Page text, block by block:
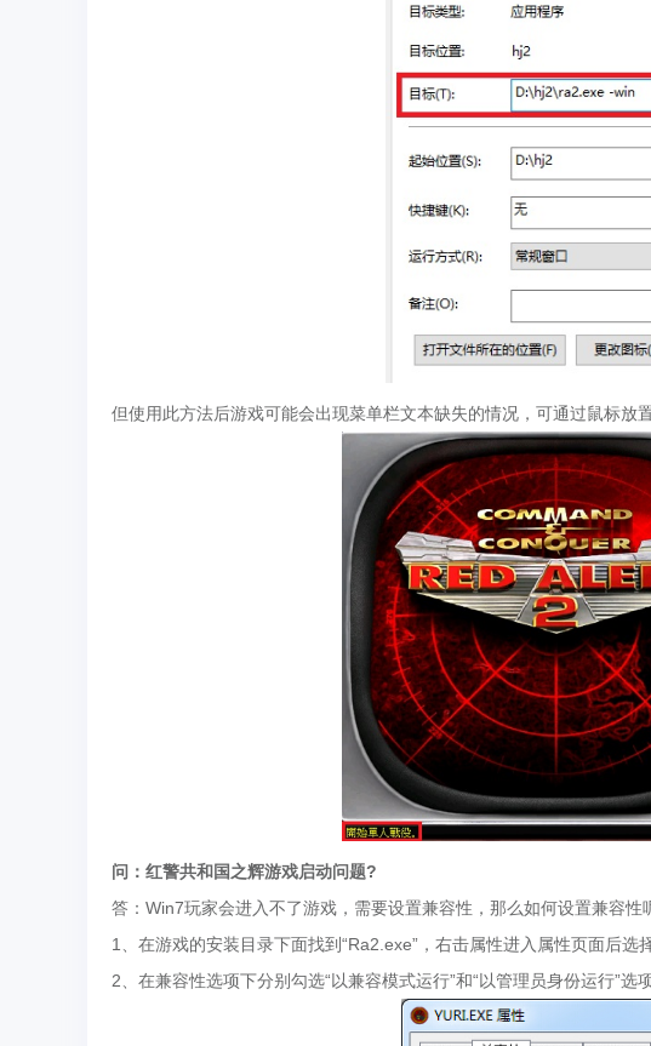
但使用此方法后游戏可能会出现菜单栏文本缺失的情况，可通过鼠标放
问：红警共和国之辉游戏启动问题?
答：Win7玩家会进入不了游戏，需要设置兼容性，那么如何设置兼容性
1、在游戏的安装目录下面找到“Ra2.exe”，右击属性进入属性页面后选
2、在兼容性选项下分别勾选“以兼容模式运行”和“以管理员身份运行”选